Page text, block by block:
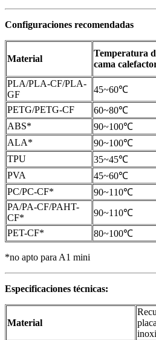
Configuraciones recomendadas
Material
Temperatura
cama
PLA/PLA-CF/PLA-
GF
45~60℃
PETG/PETG-CF
60~80℃
ABS*
90~100℃
ALA*
90~100℃
TPU
35~45℃
PVA
45~60℃
PC/PC-CF*
90~110℃
PA/PA-CF/PAHT-
CF*
90~110℃
PET-CF*
80~100℃
*no apto para A1 mini
Especificaciones técnicas:
Material